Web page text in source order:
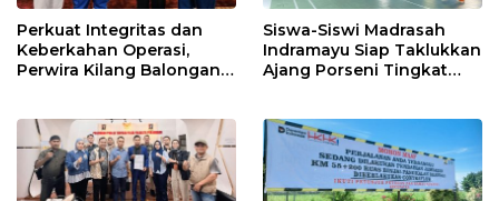
Perkuat Integritas dan
Keberkahan Operasi,
Perwira Kilang Balongan
Siswa-Siswi Madrasah
Indramayu Siap Taklukkan
Ajang Porseni Tingkat